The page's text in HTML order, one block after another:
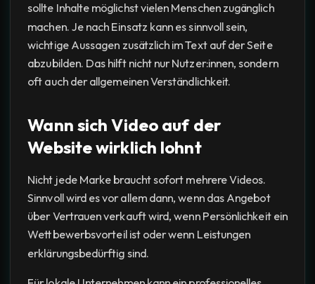
sollte Inhalte möglichst vielen Menschen zugänglich
machen. Je nach Einsatz kann es sinnvoll sein,
wichtige Aussagen zusätzlich im Text auf der Seite
abzubilden. Das hilft nicht nur Nutzer:innen, sondern
oft auch der allgemeinen Verständlichkeit.
Wann sich Video auf der
Website wirklich lohnt
Nicht jede Marke braucht sofort mehrere Videos.
Sinnvoll wird es vor allem dann, wenn das Angebot
über Vertrauen verkauft wird, wenn Persönlichkeit ein
Wettbewerbsvorteil ist oder wenn Leistungen
erklärungsbedürftig sind.